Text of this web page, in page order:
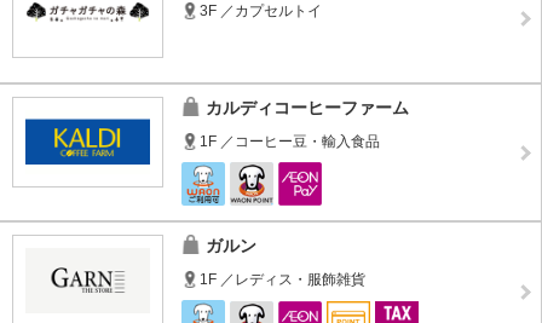
3F ／カプセルトイ
カルディコーヒーファーム
1F ／コーヒー豆・輸入食品
ガルン
1F ／レディス・服飾雑貨